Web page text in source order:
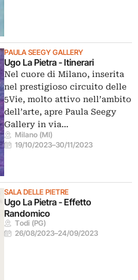
PAULA SEEGY GALLERY
Ugo La Pietra - Itinerari
Nel cuore di Milano, inserita
nel prestigioso circuito delle
5Vie, molto attivo nell’ambito
dell’arte, apre Paula Seegy
Gallery in via…
Milano (MI)
19/10/2023–30/11/2023
SALA DELLE PIETRE
Ugo La Pietra - Effetto
Randomico
Todi (PG)
26/08/2023–24/09/2023